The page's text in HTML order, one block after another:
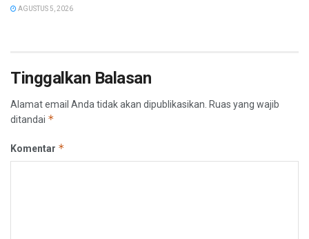
AGUSTUS 5, 2026
Tinggalkan Balasan
Alamat email Anda tidak akan dipublikasikan. Ruas yang wajib
ditandai *
Komentar *